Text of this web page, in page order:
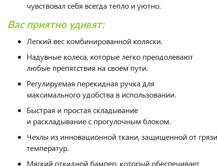
чувствовал себя всегда тепло и уютно.
Вас приятно удивят:
Легкий вес комбинированной коляски.
Надувные колеса, которые легко преодолевают
любые препятствия на своем пути.
Регулируемая перекидная ручка для
максимального удобства в использовании.
Быстрая и простая складывание
и раскладывание с прогулочным блоком.
Чехлы из инновационной ткани, защищенной от
температур.
Мягкий откидной бампер, который обеспечивает